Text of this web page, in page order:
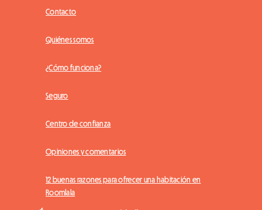
Contacto
Quiénes somos
¿Cómo funciona?
Seguro
Centro de confianza
Opiniones y comentarios
12 buenas razones para ofrecer una habitación en
Roomlala